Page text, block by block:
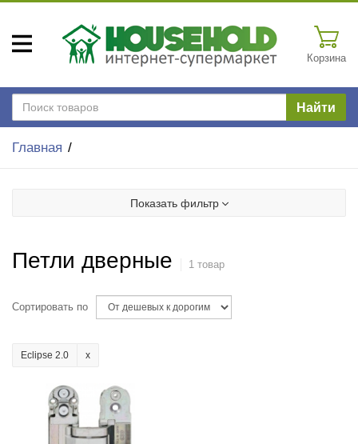
Корзина
Найти
Главная
Показать фильтр
Петли дверные 1 товар
Сортировать по
Eclipse 2.0